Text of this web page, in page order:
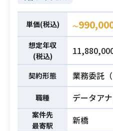
必須スキル
・SQLの
・Python
化する際
・データ
・オフィ
・コミュ
単価(税込) 〜
想定年収
(税込)
契約形態 業務委託
職種 データア
案件先
最寄駅
新橋